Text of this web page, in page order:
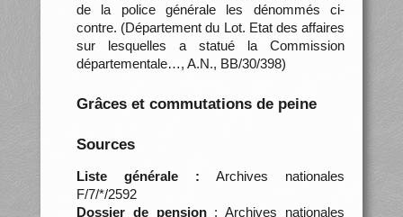
de la police générale les dénommés ci-
contre. (Département du Lot. Etat des affaires
sur lesquelles a statué la Commission
départementale…, A.N., BB/30/398)
Grâces et commutations de peine
Sources
Liste générale : Archives nationales
F/7/*/2592
Dossier de pension: Archives nationales